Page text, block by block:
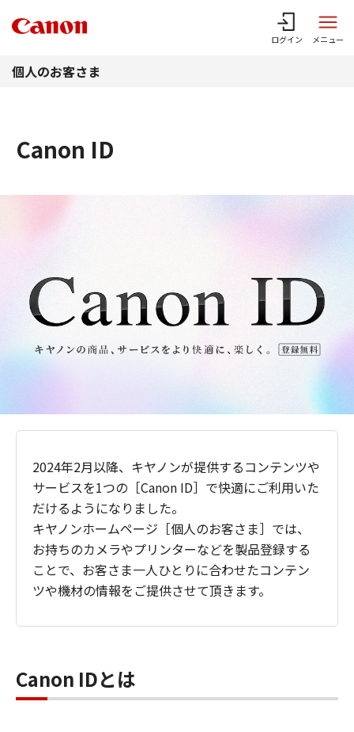
ログイン メニュー
個人のお客さま
Canon ID
2024年2月以降、キヤノンが提供するコンテンツや
サービスを1つの［Canon ID］で快適にご利用いた
だけるようになりました。
キヤノンホームページ［個人のお客さま］では、
お持ちのカメラやプリンターなどを製品登録する
ことで、お客さま一人ひとりに合わせたコンテン
ツや機材の情報をご提供させて頂きます。
Canon IDとは